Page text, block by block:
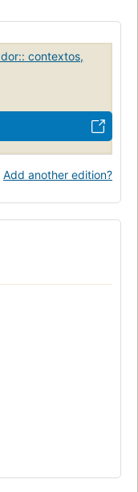
contextos,
Add another edition?